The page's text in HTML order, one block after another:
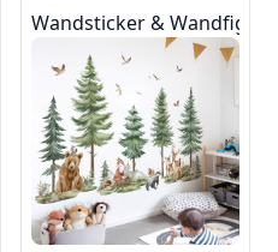
Wandsticker & Wandfiguren